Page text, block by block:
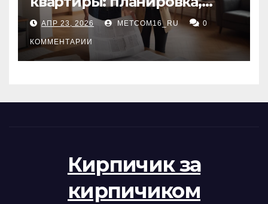
состояние жилья и
проверка документов
АПР 23, 2026 METCOM16_RU 0
КОММЕНТАРИИ
Кирпичик за
кирпичиком